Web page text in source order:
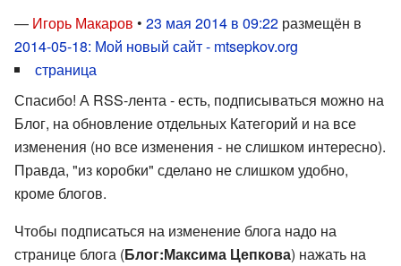
— Игорь Макаров • 23 мая 2014 в 09:22 размещён в
2014-05-18: Мой новый сайт - mtsepkov.org
страница
Спасибо! А RSS-лента - есть, подписываться можно на
Блог, на обновление отдельных Категорий и на все
изменения (но все изменения - не слишком интересно).
Правда, "из коробки" сделано не слишком удобно,
кроме блогов.
Чтобы подписаться на изменение блога надо на
странице блога (Блог:Максима Цепкова) нажать на